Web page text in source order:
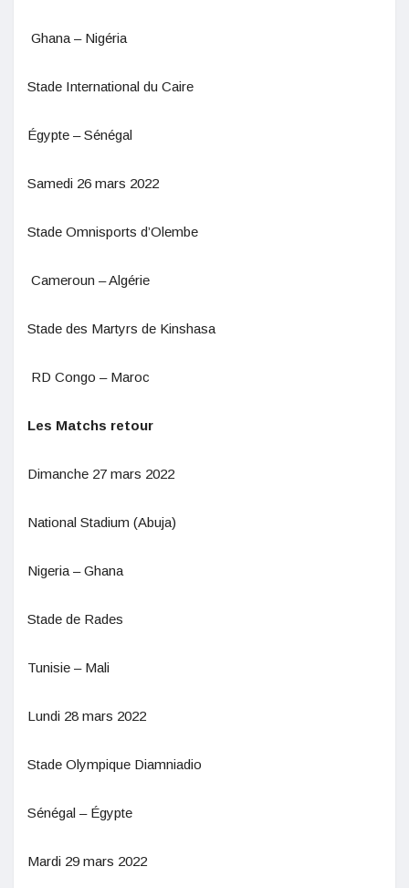
Ghana – Nigéria
Stade International du Caire
Égypte – Sénégal
Samedi 26 mars 2022
Stade Omnisports d’Olembe
​Cameroun – Algérie
Stade des Martyrs de Kinshasa
RD Congo – Maroc
Les Matchs retour
Dimanche 27 mars 2022
National Stadium (Abuja)
Nigeria – Ghana
Stade de Rades
Tunisie – Mali
Lundi 28 mars 2022
Stade Olympique Diamniadio
Sénégal – Égypte
Mardi 29 mars 2022